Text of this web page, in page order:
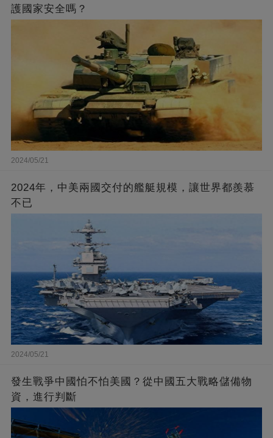
護國家安全嗎？
2024/05/21
2024年，中美兩國交付的艦艇規模，讓世界都羨慕
不已
2024/05/21
發生戰爭中國怕不怕美國？從中國五大戰略儲備物
資，進行判斷